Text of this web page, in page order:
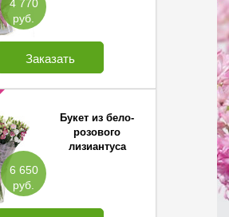
4 770
руб.
Заказать
6 650
руб.
Букет из бело-
розового
лизиантуса